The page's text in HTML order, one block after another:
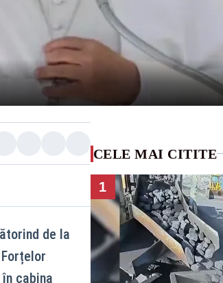
de la
cabina
CELE MAI CITITE
1